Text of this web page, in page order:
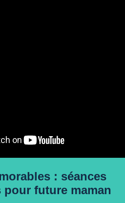
: séances
future maman